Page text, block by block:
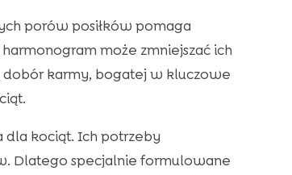
porów posiłków pomaga
może zmniejszać ich
dobór karmy, bogatej w kluczowe
dla kociąt. Ich potrzeby
Dlatego specjalnie formulowane